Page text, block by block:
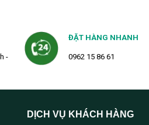
-
ĐẶT HÀNG NHANH
0962 15 86 61
DỊCH VỤ KHÁCH HÀNG